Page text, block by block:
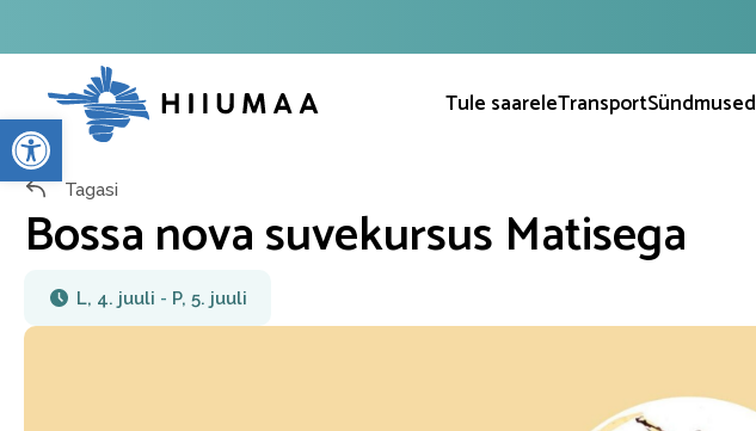
Open toolbar
Tule saareleTransportSündmused
Tagasi
Bossa nova suvekursus Matisega
L, 4. juuli - P, 5. juuli